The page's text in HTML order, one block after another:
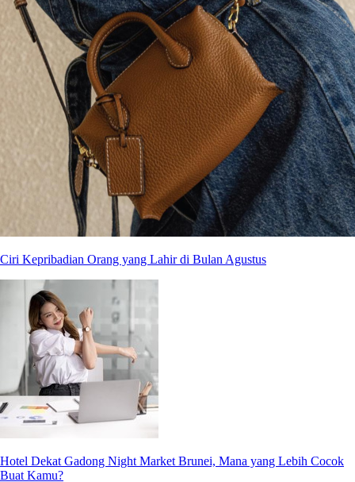
Ciri Kepribadian Orang yang Lahir di Bulan Agustus
Hotel Dekat Gadong Night Market Brunei, Mana yang Lebih Cocok
Buat Kamu?